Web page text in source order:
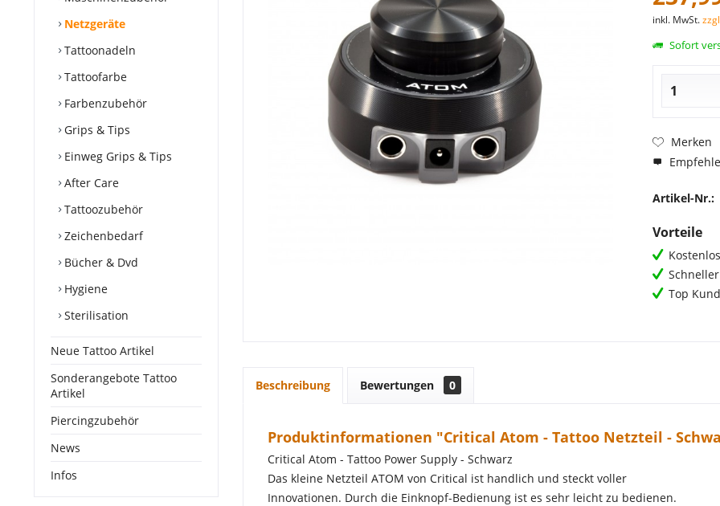
Netzgeräte
Tattoonadeln
Tattoofarbe
Farbenzubehör
Grips & Tips
Einweg Grips & Tips
After Care
Tattoozubehör
Zeichenbedarf
Bücher & Dvd
Hygiene
Sterilisation
Neue Tattoo Artikel
Sonderangebote Tattoo
Artikel
Piercingzubehör
News
Infos
inkl. MwSt.
Sofort
Merken
Artikel-Nr.:
Vorteile
Top
Beschreibung Bewertungen 0
Produktinformationen "Critical Atom - Tattoo Netzteil -
Critical Atom - Tattoo Power Supply - Schwarz
Das kleine Netzteil ATOM von Critical ist handlich und steckt voller
Innovationen. Durch die Einknopf-Bedienung ist es sehr leicht zu bedienen.